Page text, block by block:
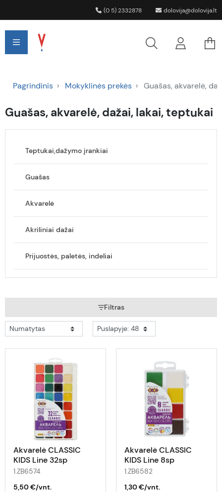
(0 5) 2332878 dolovija@dolovija.lt
Pagrindinis Mokyklinės prekės Guašas, akvarelė,
Guašas, akvarelė, dažai, lakai, teptukai
Teptukai,dažymo įrankiai
Guašas
Akvarelė
Akriliniai dažai
Prijuostės, paletės, indeliai
Filtras
Akvarelė CLASSIC
KIDS Line 32sp
1.ZB6574
5,50 €/vnt.
Akvarelė CLASSIC
KIDS Line 8sp
1.ZB6582
1,30 €/vnt.